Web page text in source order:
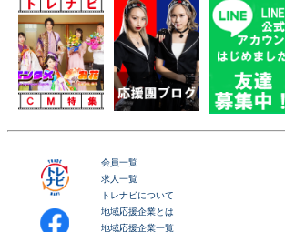
会員一覧
求人一覧
トレナビについて
地域応援企業とは
地域応援企業一覧